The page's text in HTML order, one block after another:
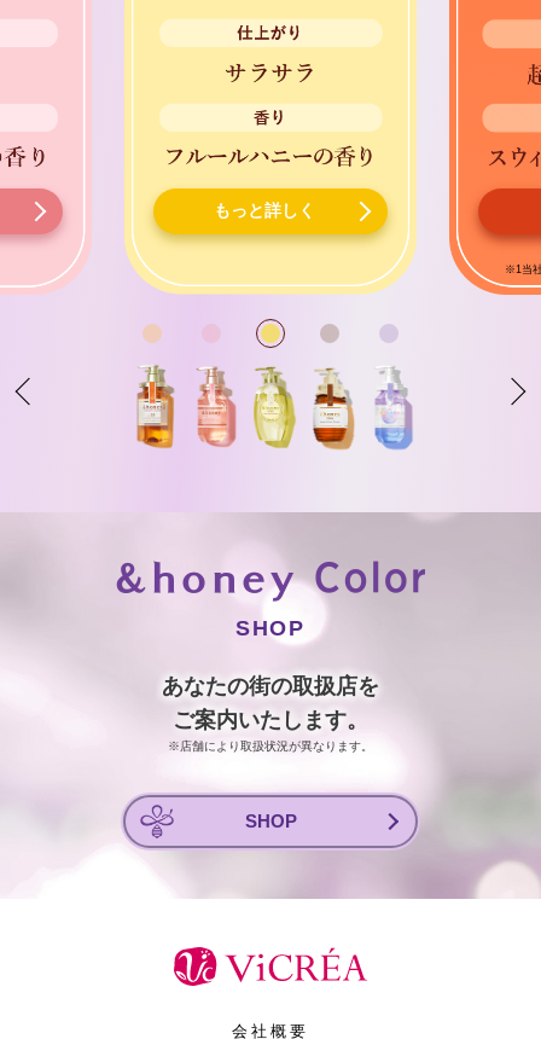
もっと詳しく
※1当
SHOP
あなたの街の取扱店を
ご案内いたします。
※店舗により取扱状況が異なります。
SHOP
会社概要